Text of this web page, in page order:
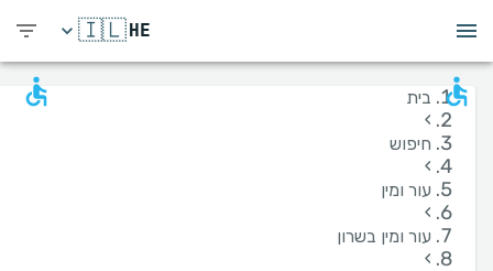
HE
🇮🇱
בית
›
חיפוש
›
עור ומין
›
עור ומין בשרון
›